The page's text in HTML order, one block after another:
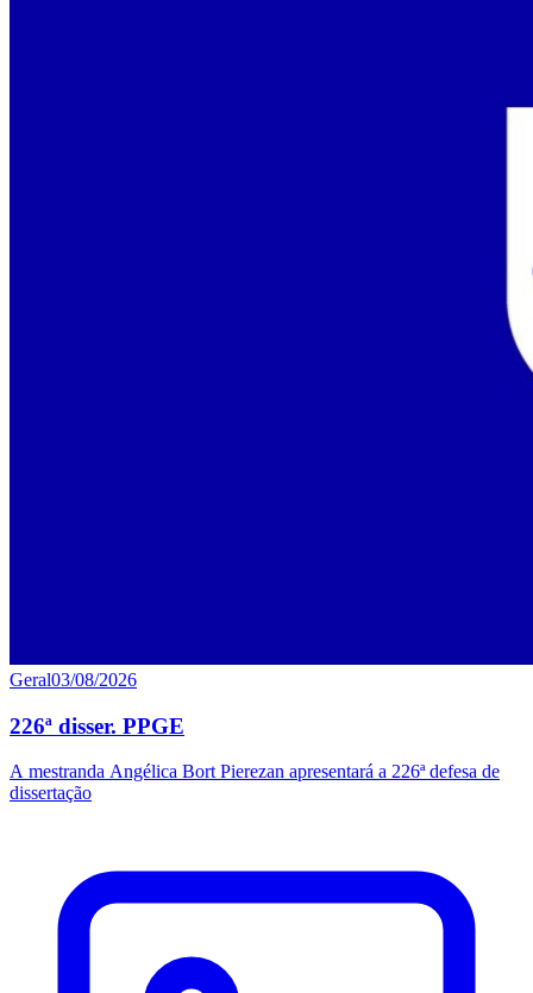
Geral03/08/2026
226ª disser. PPGE
A mestranda Angélica Bort Pierezan apresentará a 226ª defesa de
dissertação